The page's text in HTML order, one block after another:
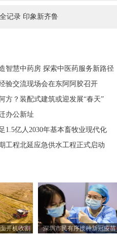
记录 印象新齐鲁
智慧中药房 探索中医药服务新路径
验交流现场会在东阿阿胶召开
方？装配式建筑或迎发展“春天”
办公新址
1.5亿人2030年基本畜牧业现代化
工程北延应急供水工程正式启动
开机收割 深圳市民有序接种新冠疫苗